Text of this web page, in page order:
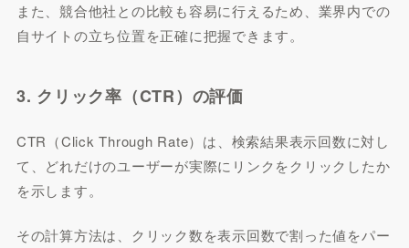
また、競合他社との比較も容易に行えるため、業界内での
自サイトの立ち位置を正確に把握できます。
3. クリック率（CTR）の評価
CTR（Click Through Rate）は、検索結果表示回数に対し
て、どれだけのユーザーが実際にリンクをクリックしたか
を示します。
その計算方法は、クリック数を表示回数で割った値をパー